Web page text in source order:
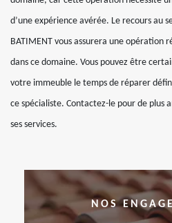
d’une expérience avérée. Le recours au
BATIMENT vous assurera une opération
dans ce domaine. Vous pouvez être
votre immeuble le temps de réparer
ce spécialiste. Contactez-le pour de plus
ses services.
NOS